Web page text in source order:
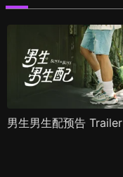
男生男生配预告 Trailer